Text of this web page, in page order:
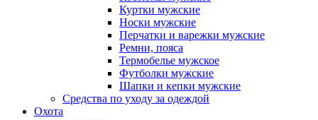
Куртки мужские
Носки мужские
Перчатки и варежки мужские
Ремни, пояса
Термобелье мужское
Футболки мужские
Шапки и кепки мужские
Средства по уходу за одеждой
Охота